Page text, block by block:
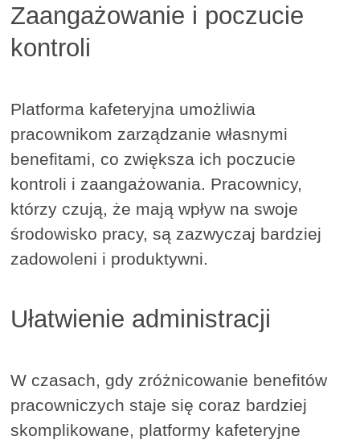
Zaangażowanie i poczucie
kontroli
Platforma kafeteryjna umożliwia
pracownikom zarządzanie własnymi
benefitami, co zwiększa ich poczucie
kontroli i zaangażowania. Pracownicy,
którzy czują, że mają wpływ na swoje
środowisko pracy, są zazwyczaj bardziej
zadowoleni i produktywni.
Ułatwienie administracji
W czasach, gdy zróżnicowanie benefitów
pracowniczych staje się coraz bardziej
skomplikowane, platformy kafeteryjne